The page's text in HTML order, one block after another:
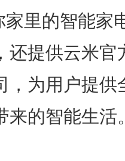
里的智能家
还提供云米
，为用户提
来的智能生活